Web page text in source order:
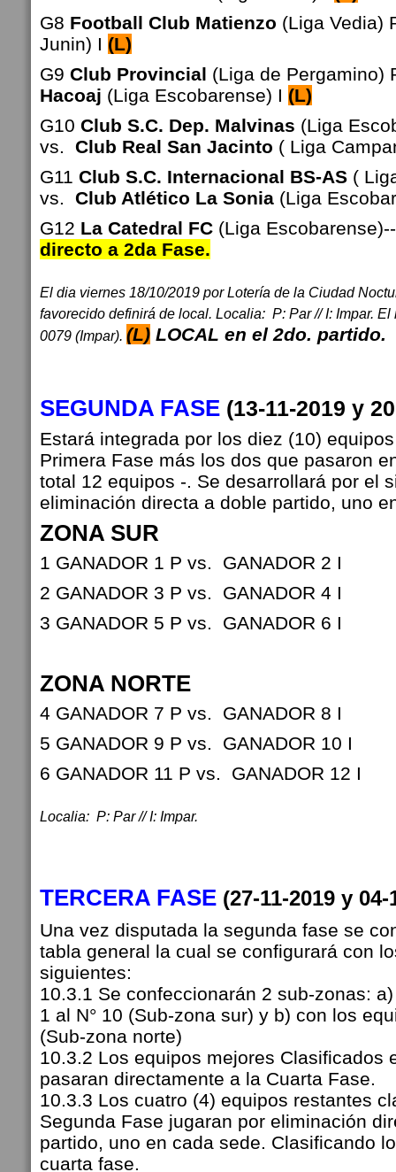
G8 Football Club Matienzo (Liga Vedia)
Junin) I (L)
G9 Club Provincial (Liga de
Hacoaj (Liga Escobarense) I (L)
G10 Club S.C. Dep. Malvinas (Liga
vs. Club Real San Jacinto ( Liga
G11 Club S.C. Internacional BS-AS (
vs. Club Atlético La Sonia (Liga
G12 La Catedral FC (Liga Escobarense)
directo a 2da Fase.
El dia viernes 18/10/2019 por Lotería de la Ciudad
favorecido definirá de local. Localia: P: Par // I: Impar.
0079 (Impar). (L) LOCAL en el 2do. partido.
SEGUNDA FASE (13-11-2019 y
Estará integrada por los diez (10)
Primera Fase más los dos que pasaron
total 12 equipos -. Se desarrollará por el
eliminación directa a doble partido, uno
ZONA SUR
1 GANADOR 1 P vs. GANADOR 2 I
2 GANADOR 3 P vs. GANADOR 4 I
3 GANADOR 5 P vs. GANADOR 6 I
ZONA NORTE
4 GANADOR 7 P vs. GANADOR 8 I
5 GANADOR 9 P vs. GANADOR 10 I
6 GANADOR 11 P vs. GANADOR 12 I
Localia: P: Par // I: Impar.
TERCERA FASE (27-11-2019 y
Una vez disputada la segunda fase se
tabla general la cual se configurará con
siguientes:
10.3.1 Se confeccionarán 2 sub-zonas:
1 al N° 10 (Sub-zona sur) y b) con los
(Sub-zona norte)
10.3.2 Los equipos mejores Clasificados
pasaran directamente a la Cuarta Fase.
10.3.3 Los cuatro (4) equipos restantes
Segunda Fase jugaran por eliminación
partido, uno en cada sede. Clasificando
cuarta fase.